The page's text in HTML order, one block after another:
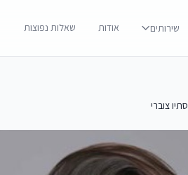
שירותים אודות שאלות נפוצות
סתיו צוברי